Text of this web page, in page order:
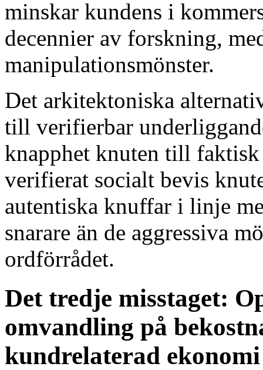
minskar kundens i
decennier av forskning,
manipulationsmönster.
Det arkitektoniska
till verifierbar
knapphet knuten till
verifierat socialt bevis
autentiska knuffar i linje
snarare än de aggressiva
ordförrådet.
Det tredje misstaget:
omvandling på
kundrelaterad ekonomi